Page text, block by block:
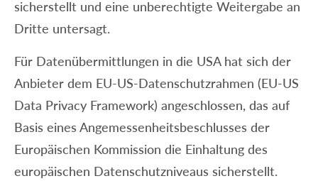
sicherstellt und eine unberechtigte Weitergabe an
Dritte untersagt.
Für Datenübermittlungen in die USA hat sich der
Anbieter dem EU-US-Datenschutzrahmen (EU-US
Data Privacy Framework) angeschlossen, das auf
Basis eines Angemessenheitsbeschlusses der
Europäischen Kommission die Einhaltung des
europäischen Datenschutzniveaus sicherstellt.